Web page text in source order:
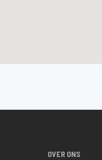
OVER ONS